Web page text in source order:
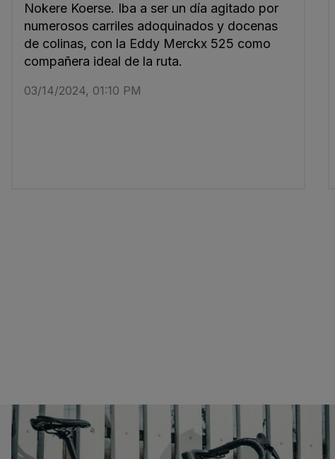
Nokere Koerse. Iba a ser un día agitado por
numerosos carriles adoquinados y docenas
de colinas, con la Eddy Merckx 525 como
compañera ideal de la ruta.
03/14/2024, 01:10 PM